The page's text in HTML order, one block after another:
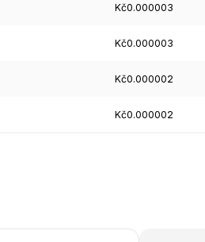
Kč0.000003
Kč0.000003
Kč0.000002
Kč0.000002